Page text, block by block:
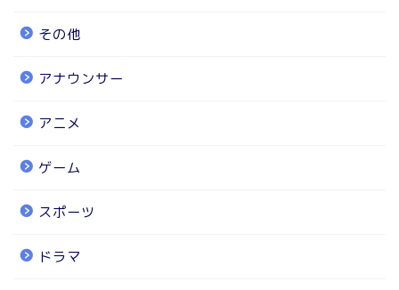
その他
アナウンサー
アニメ
ゲーム
スポーツ
ドラマ